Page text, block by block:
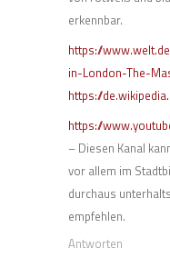
erkennbar.
https://
in-London-The-
https://
https://
– Diesen Kanal
vor allem im
durchaus
empfehlen.
Antworten